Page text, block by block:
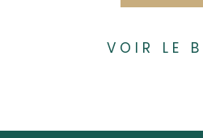
VOIR LE